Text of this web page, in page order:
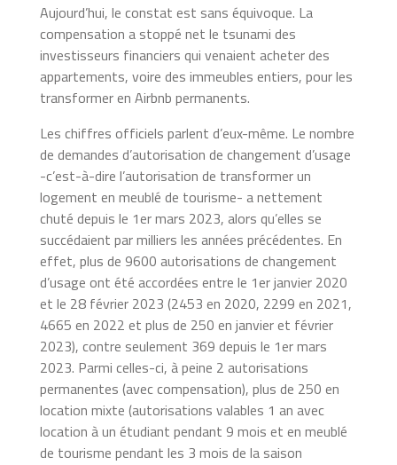
Aujourd’hui, le constat est sans équivoque. La
compensation a stoppé net le tsunami des
investisseurs financiers qui venaient acheter des
appartements, voire des immeubles entiers, pour les
transformer en Airbnb permanents.
Les chiffres officiels parlent d’eux-même. Le nombre
de demandes d’autorisation de changement d’usage
-c’est-à-dire l’autorisation de transformer un
logement en meublé de tourisme- a nettement
chuté depuis le 1ermars 2023, alors qu’elles se
succédaient par milliers les années précédentes. En
effet, plus de 9600 autorisations de changement
d’usage ont été accordées entre le 1er janvier 2020
et le 28 février 2023 (2453 en 2020, 2299 en 2021,
4665 en 2022 et plus de 250 en janvier et février
2023), contre seulement 369 depuis le 1er mars
2023. Parmi celles-ci, à peine 2 autorisations
permanentes (avec compensation), plus de 250 en
location mixte (autorisations valables 1 an avec
location à un étudiant pendant 9 mois et en meublé
de tourisme pendant les 3 mois de la saison